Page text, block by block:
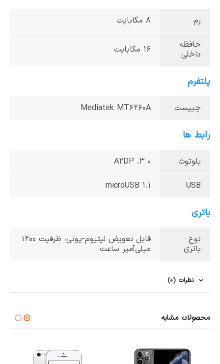
رم 8 مگابایت
حافظه
داخلی
16 مگابایت
پلتفرم
چیپست Mediatek MT6260A
رابط ها
بلوتوث 3.0، A2DP
USB
microUSB 1.1
باتری
نوع
باتری
قابل تعویض لیتیوم-یونی، ظرفیت 1200
میلی‌آمپر ساعت
نظرات (0)
محصولات مشابه